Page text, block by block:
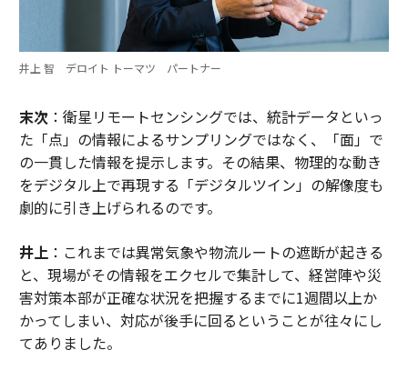
井上 智 デロイト トーマツ パートナー
末次：衛星リモートセンシングでは、統計データといっ
た「点」の情報によるサンプリングではなく、「面」で
の一貫した情報を提示します。その結果、物理的な動き
をデジタル上で再現する「デジタルツイン」の解像度も
劇的に引き上げられるのです。
井上：これまでは異常気象や物流ルートの遮断が起きる
と、現場がその情報をエクセルで集計して、経営陣や災
害対策本部が正確な状況を把握するまでに1週間以上か
かってしまい、対応が後手に回るということが往々にし
てありました。